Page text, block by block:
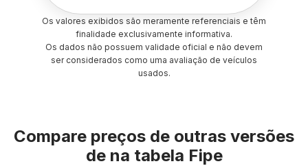
Os valores exibidos são meramente referenciais e têm
finalidade exclusivamente informativa.
Os dados não possuem validade oficial e não devem
ser considerados como uma avaliação de veículos
usados.
Compare preços de outras versões
de na tabela Fipe